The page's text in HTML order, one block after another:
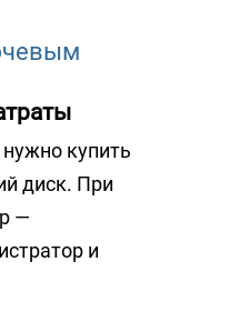
диск. При
—
и